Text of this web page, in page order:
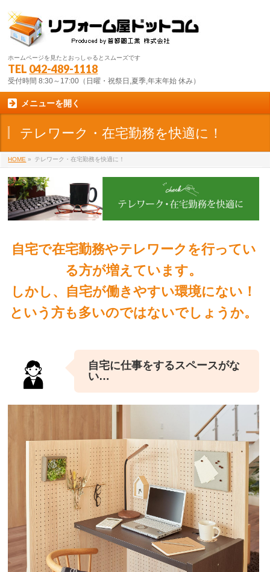
ホームページを見たとおっしゃるとスムーズです
TEL 042-489-1118
受付時間 8:30～17:00（日曜・祝祭日,夏季,年末年始 休み）
メニューを開く
テレワーク・在宅勤務を快適に！
HOME » テレワーク・在宅勤務を快適に！
自宅で在宅勤務やテレワークを行ってい
る方が増えています。
しかし、自宅が働きやすい環境にない！
という方も多いのではないでしょうか。
自宅に仕事をするスペースがな
い…